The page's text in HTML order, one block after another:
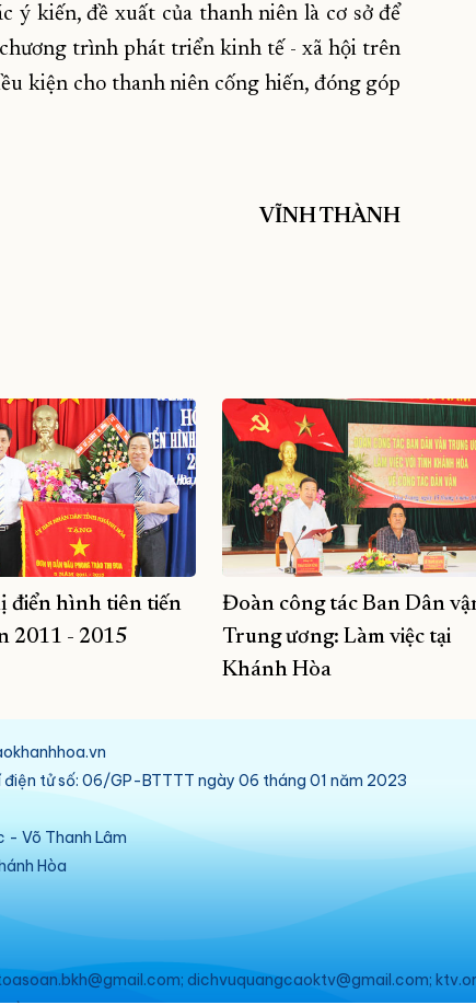
ý kiến, đề xuất của thanh niên là cơ sở để
trình phát triển kinh tế - xã hội trên
kiện cho thanh niên cống hiến, đóng góp
VĨNH THÀNH
điển hình tiên tiến
2011 - 2015
Đoàn công tác Ban Dân
Trung ương: Làm việc tại
Khánh Hòa
điện tử số: 06/GP-BTTTT ngày 06 tháng 01 năm 2023
- Võ Thanh Lâm
Hòa
dichvuquangcaoktv@gmail.com;